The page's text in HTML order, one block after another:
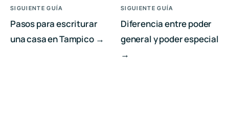
SIGUIENTE GUÍA
Pasos para escriturar
una casa en Tampico →
SIGUIENTE GUÍA
Diferencia entre poder
general y poder especial
→